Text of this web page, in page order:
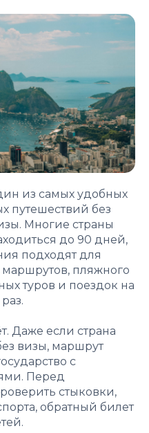
из самых удобных
путешествий без
Многие страны
до 90 дней,
подходят для
пляжного
туров и поездок на
Даже если страна
визы, маршрут
с
Перед
стыковки,
обратный билет